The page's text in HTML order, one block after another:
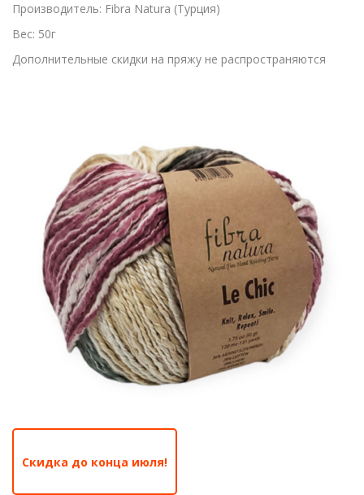
Производитель: Fibra Natura (Турция)
Вес: 50г
Дополнительные скидки на пряжу не распространяются
Скидка до конца июля!